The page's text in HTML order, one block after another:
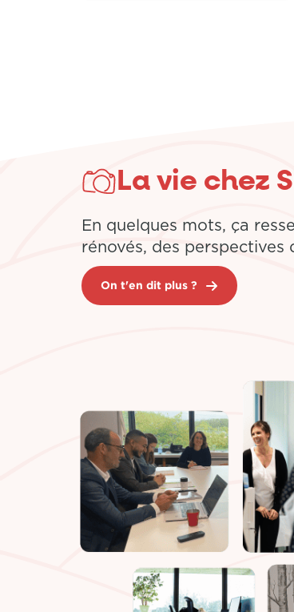
La vie chez
En quelques mots, ça
rénovés, des perspectives
On t'en dit plus ?